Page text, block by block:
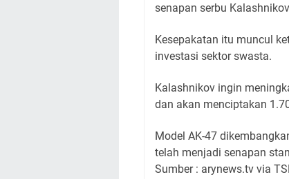
senapan serbu
Kesepakatan itu muncul
investasi sektor swasta.
Kalashnikov ingin
dan akan menciptakan
Model AK-47
telah menjadi senapan
Sumber : arynews.tv via